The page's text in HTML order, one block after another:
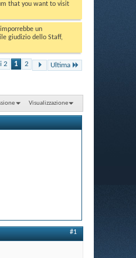
that you want to visit
un
giudizio dello Staff,
2 1 2 Ultima
Visualizzazione
#1